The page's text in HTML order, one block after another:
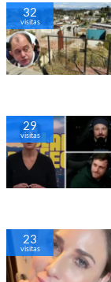
32
visitas
29
visitas
23
visitas